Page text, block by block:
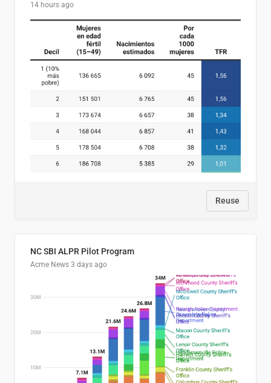
14 hours ago
Reuse
NC SBI ALPR Pilot Program
Acme News 3 days ago